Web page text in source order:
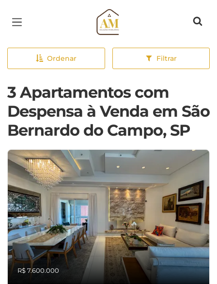
Página inicial
Ordenar Filtrar
3 Apartamentos com
Despensa à Venda em São
Bernardo do Campo, SP
R$ 7.600.000